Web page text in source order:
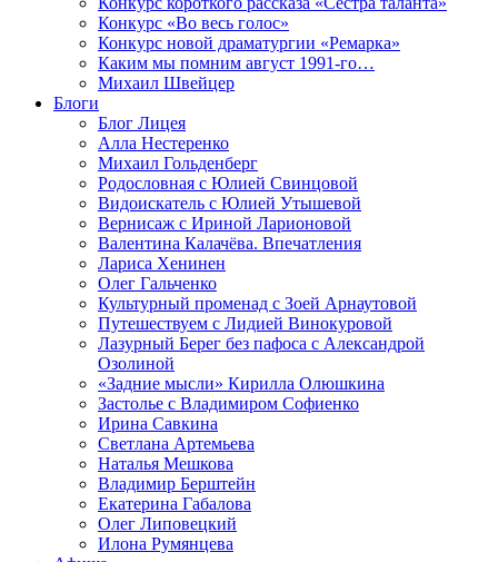
Конкурс «Во весь голос»
Конкурс новой драматургии «Ремарка»
Каким мы помним август 1991-го…
Михаил Швейцер
Блоги
Блог Лицея
Алла Нестеренко
Михаил Гольденберг
Родословная с Юлией Свинцовой
Видоискатель с Юлией Утышевой
Вернисаж с Ириной Ларионовой
Валентина Калачёва. Впечатления
Лариса Хенинен
Олег Гальченко
Культурный променад с Зоей Арнаутовой
Путешествуем с Лидией Винокуровой
Лазурный Берег без пафоса с Александрой
Озолиной
«Задние мысли» Кирилла Олюшкина
Застолье с Владимиром Софиенко
Ирина Савкина
Светлана Артемьева
Наталья Мешкова
Владимир Берштейн
Екатерина Габалова
Олег Липовецкий
Илона Румянцева